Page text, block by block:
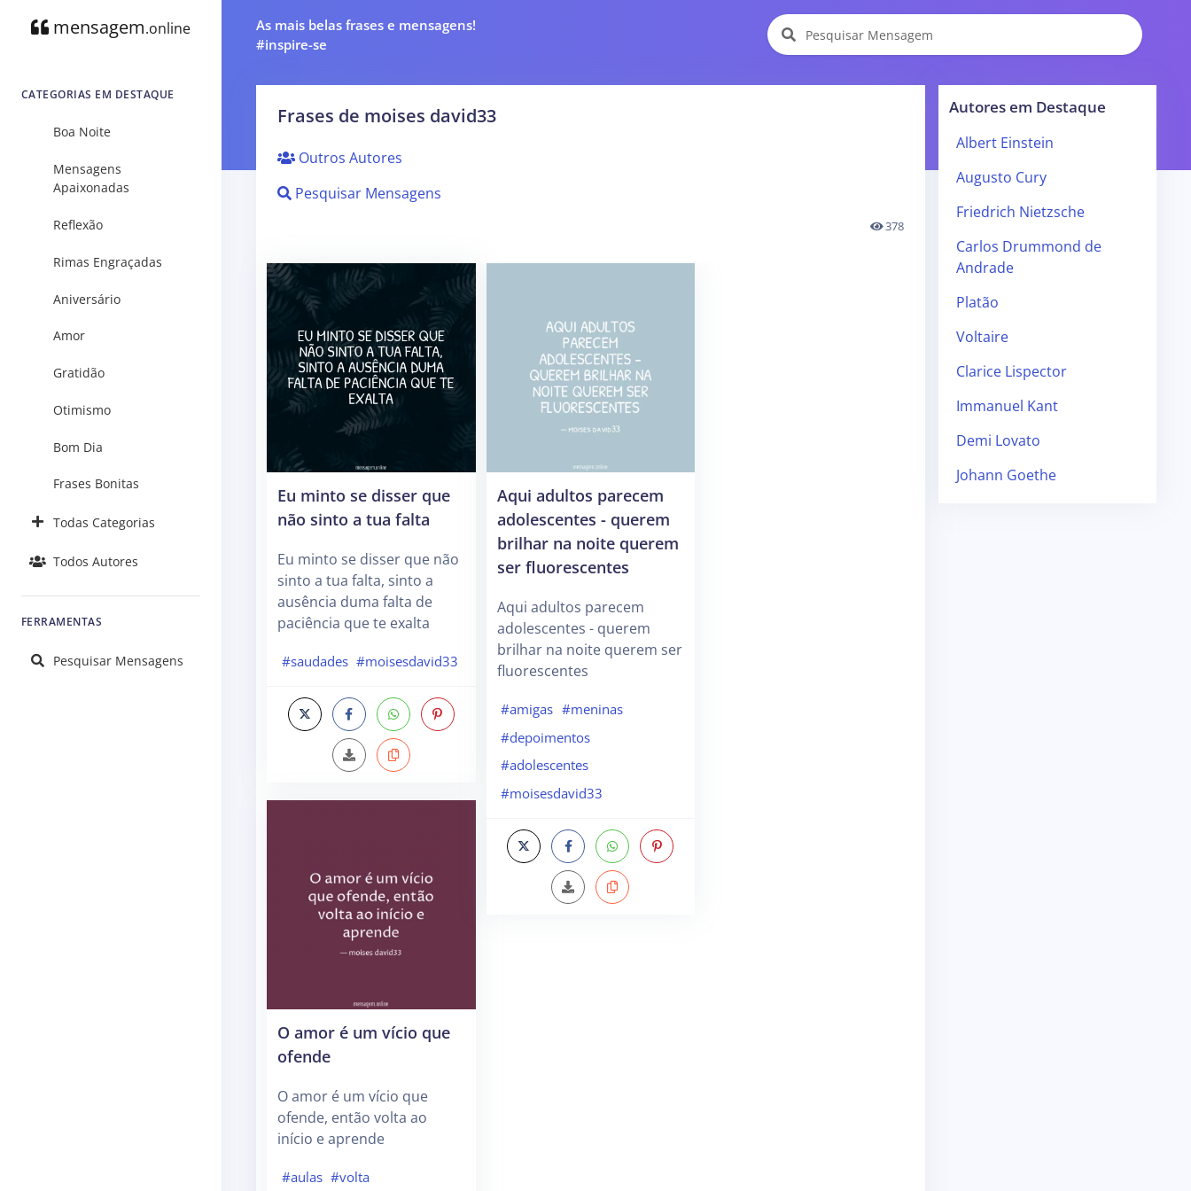
mensagem.online
CATEGORIAS EM DESTAQUE
Boa Noite
Mensagens
Apaixonadas
Reflexão
Rimas Engraçadas
Aniversário
Amor
Gratidão
Otimismo
Bom Dia
Frases Bonitas
Todas Categorias
Todos Autores
FERRAMENTAS
Pesquisar Mensagens
As mais belas frases e mensagens!
#inspire-se
Frases de moises david33
Outros Autores
Pesquisar Mensagens
378
Eu minto se disser que
não sinto a tua falta
Eu minto se disser que não
sinto a tua falta, sinto a
ausência duma falta de
paciência que te exalta
#saudades #moisesdavid33
O amor é um vício que
ofende
O amor é um vício que
ofende, então volta ao
início e aprende
#aulas #volta
Aqui adultos parecem
adolescentes - querem
brilhar na noite querem
ser fluorescentes
Aqui adultos parecem
adolescentes - querem
brilhar na noite querem ser
fluorescentes
#amigas #meninas
#depoimentos
#adolescentes
#moisesdavid33
Autores em Destaque
Albert Einstein
Augusto Cury
Friedrich Nietzsche
Carlos Drummond de
Andrade
Platão
Voltaire
Clarice Lispector
Immanuel Kant
Demi Lovato
Johann Goethe